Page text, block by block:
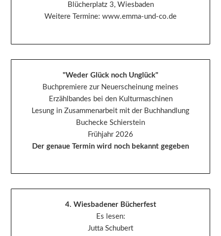
Blücherplatz 3, Wiesbaden
Weitere Termine: www.emma-und-co.de
"Weder Glück noch Unglück"
Buchpremiere zur Neuerscheinung meines
Erzählbandes bei den Kulturmaschinen
Lesung in Zusammenarbeit mit der Buchhandlung
Buchecke Schierstein
Frühjahr 2026
Der genaue Termin wird noch bekannt gegeben
4. Wiesbadener Bücherfest
Es lesen:
Jutta Schubert